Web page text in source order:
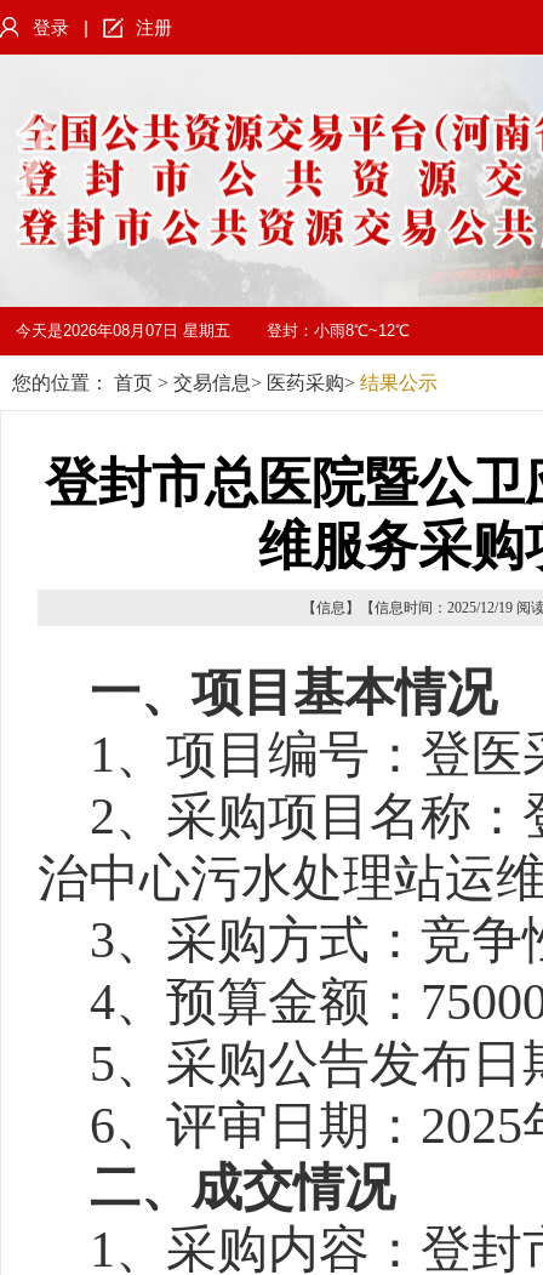
登录 | 注册
今天是2026年08月07日 星期五 登封： 小雨8℃~12℃
您的位置： 首页 > 交易信息> 医药采购> 结果公示
登封市总医院暨公
维服务采购
【信息】【信息时间：2025/12/19 阅
一、 项目基本情况
1、 项目编号：登医
2、 采购项目名称：
治中心污水处理站运
3、 采购方式：竞争
4、 预算金额：
5、 采购公告发布日
6、 评审日期： 2025
二、 成交情况
1、采购内容：登